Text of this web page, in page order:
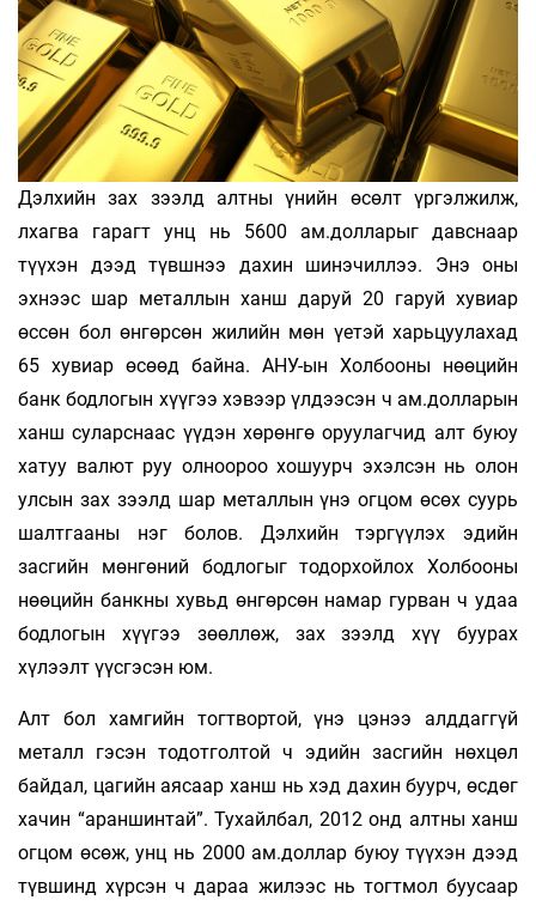
Дэлхийн зах зээлд алтны үнийн өсөлт үргэлжилж,
лхагва гарагт унц нь 5600 ам.долларыг давснаар
түүхэн дээд түвшнээ дахин шинэчиллээ. Энэ оны
эхнээс шар металлын ханш даруй 20 гаруй хувиар
өссөн бол өнгөрсөн жилийн мөн үетэй харьцуулахад
65 хувиар өсөөд байна. АНУ-ын Холбооны нөөцийн
банк бодлогын хүүгээ хэвээр үлдээсэн ч ам.долларын
ханш суларснаас үүдэн хөрөнгө оруулагчид алт буюу
хатуу валют руу олноороо хошуурч эхэлсэн нь олон
улсын зах зээлд шар металлын үнэ огцом өсөх суурь
шалтгааны нэг болов. Дэлхийн тэргүүлэх эдийн
засгийн мөнгөний бодлогыг тодорхойлох Холбооны
нөөцийн банкны хувьд өнгөрсөн намар гурван ч удаа
бодлогын хүүгээ зөөллөж, зах зээлд хүү буурах
хүлээлт үүсгэсэн юм.
Алт бол хамгийн тогтвортой, үнэ цэнээ алддаггүй
металл гэсэн тодотголтой ч эдийн засгийн нөхцөл
байдал, цагийн аясаар ханш нь хэд дахин буурч, өсдөг
хачин “араншинтай”. Тухайлбал, 2012 онд алтны ханш
огцом өсөж, унц нь 2000 ам.доллар буюу түүхэн дээд
түвшинд хүрсэн ч дараа жилээс нь тогтмол буусаар